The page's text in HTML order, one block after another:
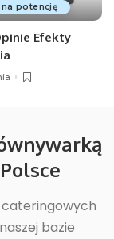
potencję
Efekty
cateringowych
bazie